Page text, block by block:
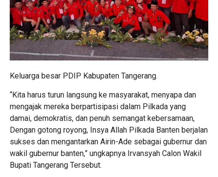
Keluarga besar PDIP Kabupaten Tangerang.
“Kita harus turun langsung ke masyarakat, menyapa dan
mengajak mereka berpartisipasi dalam Pilkada yang
damai, demokratis, dan penuh semangat kebersamaan,
Dengan gotong royong, Insya Allah Pilkada Banten berjalan
sukses dan mengantarkan Airin-Ade sebagai gubernur dan
wakil gubernur banten,” ungkapnya Irvansyah Calon Wakil
Bupati Tangerang Tersebut.